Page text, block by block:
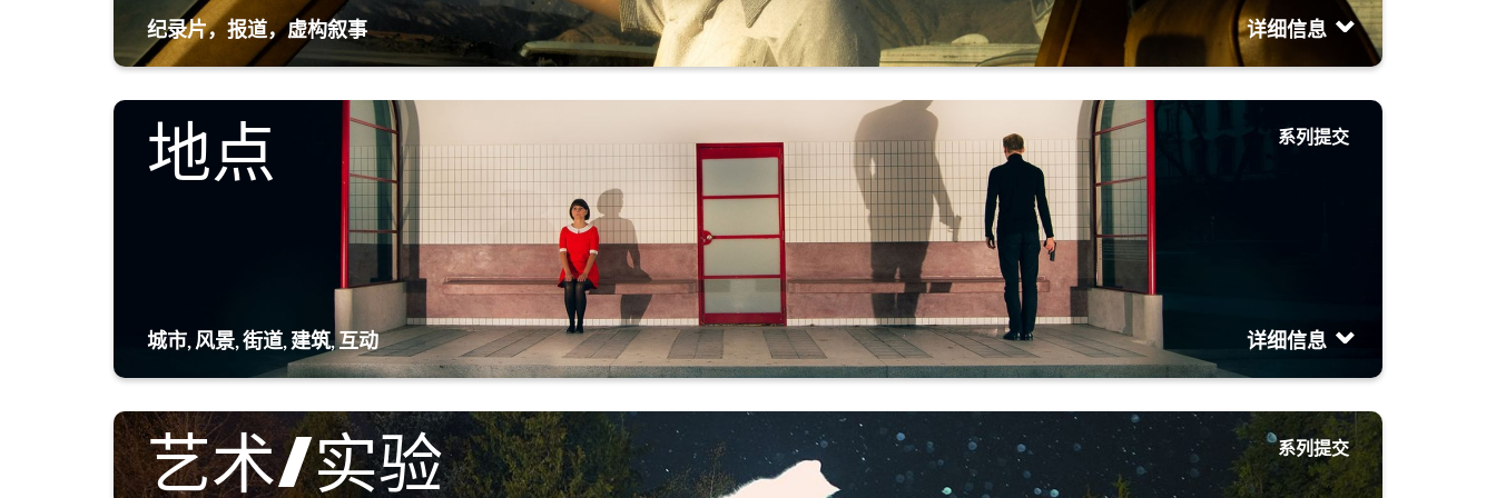
纪录片，报道，虚构叙事 详细信息
地点 系列提交
城市, 风景, 街道, 建筑, 互动 详细信息
艺术/实验 系列提交